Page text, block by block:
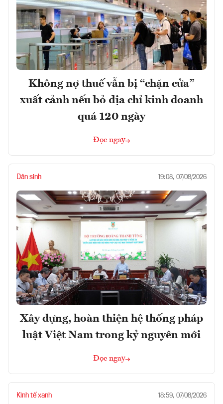
Không nợ thuế vẫn bị “chặn cửa”
xuất cảnh nếu bỏ địa chỉ kinh doanh
quá 120 ngày
Đọc ngay
Dân sinh 19:08, 07/08/2026
Xây dựng, hoàn thiện hệ thống pháp
luật Việt Nam trong kỷ nguyên mới
Đọc ngay
Kinh tế xanh 18:59, 07/08/2026